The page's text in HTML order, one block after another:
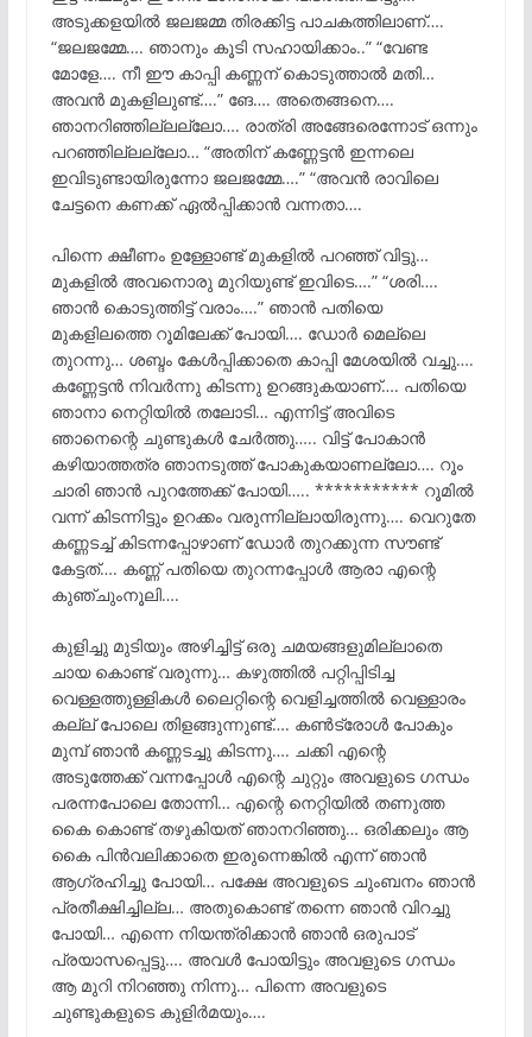
അടുക്കളയിൽ ജലജമ്മ തിരക്കിട്ട പാചകത്തിലാണ്….
“ജലജമ്മേ…. ഞാനും കൂടി സഹായിക്കാം..” “വേണ്ട
മോളേ…. നീ ഈ കാപ്പി കണ്ണന് കൊടുത്താൽ മതി…
അവൻ മുകളിലുണ്ട്….” ങേ…. അതെങ്ങനെ….
ഞാനറിഞ്ഞില്ലല്ലോ…. രാത്രി അങ്ങേരെന്നോട് ഒന്നും
പറഞ്ഞില്ലല്ലോ… “അതിന് കണ്ണേട്ടൻ ഇന്നലെ
ഇവിടുണ്ടായിരുന്നോ ജലജമ്മേ….” “അവൻ രാവിലെ
ചേട്ടനെ കണക്ക് ഏൽപ്പിക്കാൻ വന്നതാ….
പിന്നെ ക്ഷീണം ഉള്ളോണ്ട് മുകളിൽ പറഞ്ഞ് വിട്ടു…
മുകളിൽ അവനൊരു മുറിയുണ്ട് ഇവിടെ….” “ശരി….
ഞാൻ കൊടുത്തിട്ട് വരാം….” ഞാൻ പതിയെ
മുകളിലത്തെ റൂമിലേക്ക് പോയി…. ഡോർ മെല്ലെ
തുറന്നു… ശബ്ദം കേൾപ്പിക്കാതെ കാപ്പി മേശയിൽ വച്ചു….
കണ്ണേട്ടൻ നിവർന്നു കിടന്നു ഉറങ്ങുകയാണ്…. പതിയെ
ഞാനാ നെറ്റിയിൽ തലോടി… എന്നിട്ട് അവിടെ
ഞാനെന്റെ ചുണ്ടുകൾ ചേർത്തു….. വിട്ട് പോകാൻ
കഴിയാത്തത്ര ഞാനടുത്ത് പോകുകയാണല്ലോ…. റൂം
ചാരി ഞാൻ പുറത്തേക്ക് പോയി….. *********** റൂമിൽ
വന്ന് കിടന്നിട്ടും ഉറക്കം വരുന്നില്ലായിരുന്നു…. വെറുതേ
കണ്ണടച്ച് കിടന്നപ്പോഴാണ് ഡോർ തുറക്കുന്ന സൗണ്ട്
കേട്ടത്…. കണ്ണ് പതിയെ തുറന്നപ്പോൾ ആരാ എന്റെ
കുഞ്ചുംനൂലി….
കുളിച്ചു മുടിയും അഴിച്ചിട്ട് ഒരു ചമയങ്ങളുമില്ലാതെ
ചായ കൊണ്ട് വരുന്നു… കഴുത്തിൽ പറ്റിപ്പിടിച്ച
വെള്ളത്തുള്ളികൾ ലൈറ്റിന്റെ വെളിച്ചത്തിൽ വെള്ളാരം
കല്ല് പോലെ തിളങ്ങുന്നുണ്ട്…. കൺട്രോൾ പോകും
മുമ്പ് ഞാൻ കണ്ണടച്ചു കിടന്നു…. ചക്കി എന്റെ
അടുത്തേക്ക് വന്നപ്പോൾ എന്റെ ചുറ്റും അവളുടെ ഗന്ധം
പരന്നപോലെ തോന്നി… എന്റെ നെറ്റിയിൽ തണുത്ത
കൈ കൊണ്ട് തഴുകിയത് ഞാനറിഞ്ഞു… ഒരിക്കലും ആ
കൈ പിൻവലിക്കാതെ ഇരുന്നെങ്കിൽ എന്ന് ഞാൻ
ആഗ്രഹിച്ചു പോയി… പക്ഷേ അവളുടെ ചുംബനം ഞാൻ
പ്രതീക്ഷിച്ചില്ല… അതുകൊണ്ട് തന്നെ ഞാൻ വിറച്ചു
പോയി… എന്നെ നിയന്ത്രിക്കാൻ ഞാൻ ഒരുപാട്
പ്രയാസപ്പെട്ടു…. അവൾ പോയിട്ടും അവളുടെ ഗന്ധം
ആ മുറി നിറഞ്ഞു നിന്നു… പിന്നെ അവളുടെ
ചുണ്ടുകളുടെ കുളിർമയും….